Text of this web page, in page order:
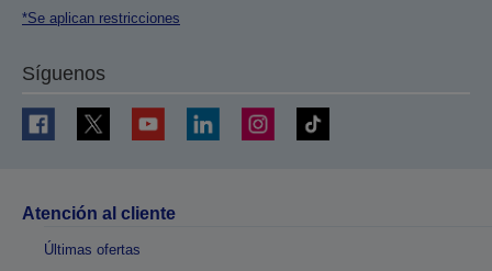
*Se aplican restricciones
Síguenos
Atención al cliente
Últimas ofertas